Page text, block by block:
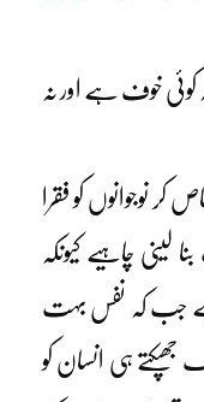
کوئی خوف ہے اور نہ
نوجوانوں کو فقرا
لینی چاہیے کیونکہ
جب کہ نفس بہت
جھپکتے ہی انسان کو